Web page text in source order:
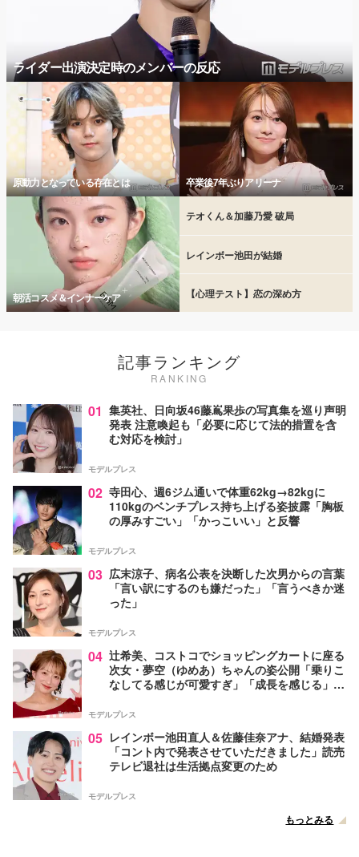
ライダー出演決定時のメンバーの反応
原動力となっている存在とは 卒業後7年ぶりアリーナ
朝活コスメ＆インナーケア
テオくん＆加藤乃愛 破局
レインボー池田が結婚
【心理テスト】恋の深め方
記事ランキング
RANKING
01 集英社、日向坂46藤嶌果歩の写真集を巡り声明
発表 注意喚起も「必要に応じて法的措置を含
む対応を検討」
モデルプレス
02 寺田心、週6ジム通いで体重62kg→82kgに
110kgのベンチプレス持ち上げる姿披露「胸板
の厚みすごい」「かっこいい」と反響
モデルプレス
03 広末涼子、病名公表を決断した次男からの言葉
「言い訳にするのも嫌だった」「言うべきか迷
った」
モデルプレス
04 辻希美、コストコでショッピングカートに座る
次女・夢空（ゆめあ）ちゃんの姿公開「乗りこ
なしてる感じが可愛すぎ」「成長を感じる」の
モデルプレス
05 レインボー池田直人＆佐藤佳奈アナ、結婚発表
「コント内で発表させていただきました」読売
テレビ退社は生活拠点変更のため
モデルプレス
もっとみる